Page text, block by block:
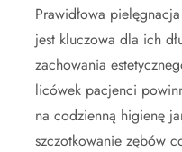
Prawidłowa
jest kluczowa dla ich
zachowania
licówek pacjenci
na codzienną higienę
szczotkowanie zębów